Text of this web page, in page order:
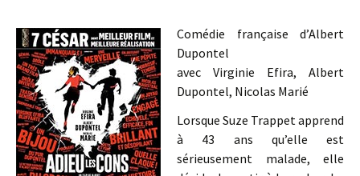
Comédie française d’Albert
Dupontel
avec Virginie Efira, Albert
Dupontel, Nicolas Marié
Lorsque Suze Trappet apprend
à 43 ans qu’elle est
sérieusement malade, elle